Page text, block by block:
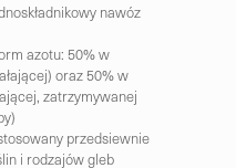
nawóz
azotu: 50% w
oraz 50% w
zatrzymywanej
przedsiewnie
i rodzajów gleb